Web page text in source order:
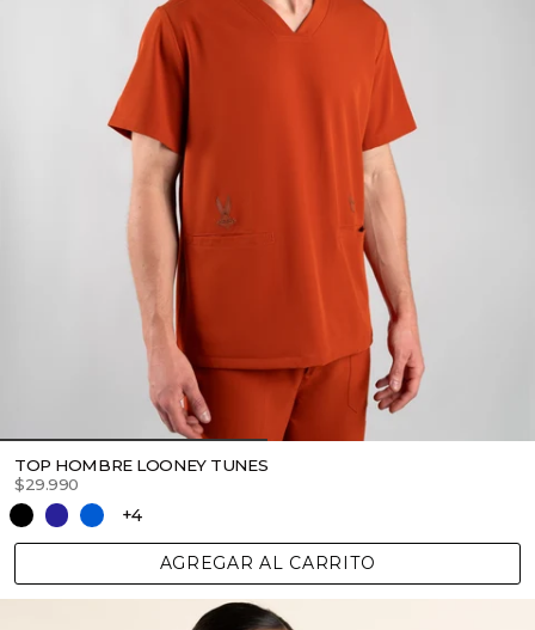
TOP HOMBRE LOONEY TUNES
$29.990
+4
AGREGAR AL CARRITO